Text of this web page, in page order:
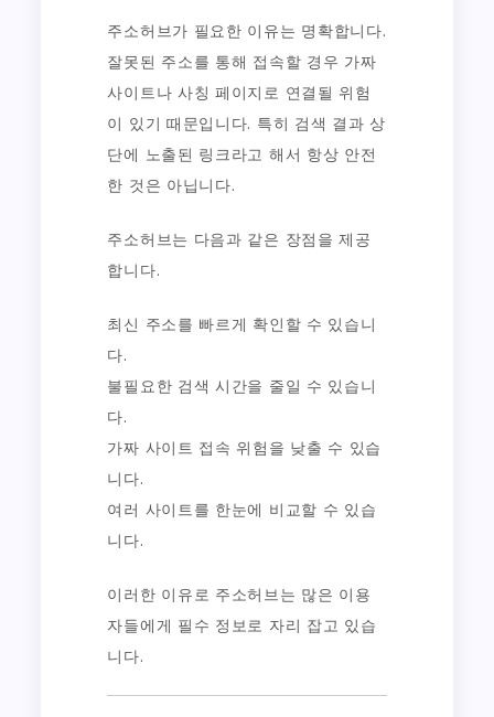
주소허브가 필요한 이유는 명확합니다.
잘못된 주소를 통해 접속할 경우 가짜
사이트나 사칭 페이지로 연결될 위험
이 있기 때문입니다. 특히 검색 결과 상
단에 노출된 링크라고 해서 항상 안전
한 것은 아닙니다.
주소허브는 다음과 같은 장점을 제공
합니다.
최신 주소를 빠르게 확인할 수 있습니
다.
불필요한 검색 시간을 줄일 수 있습니
다.
가짜 사이트 접속 위험을 낮출 수 있습
니다.
여러 사이트를 한눈에 비교할 수 있습
니다.
이러한 이유로 주소허브는 많은 이용
자들에게 필수 정보로 자리 잡고 있습
니다.